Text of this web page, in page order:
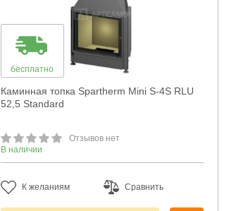
бесплатно
Каминная топка Spartherm Mini S-4S RLU
52,5 Standard
Отзывов нет
В наличии
К желаниям Сравнить